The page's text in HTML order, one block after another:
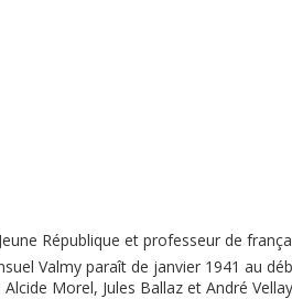
République et professeur de
Valmy paraît de janvier 1941 au
Morel, Jules Ballaz et André